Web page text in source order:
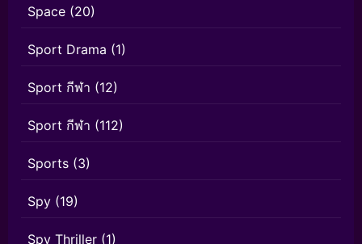
Space (20)
Sport Drama (1)
Sport กีฬา (12)
Sport กีฬา (112)
Sports (3)
Spy (19)
Spy Thriller (1)